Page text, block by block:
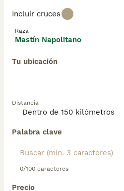
Incluir cruces
Raza
Mastín Napolitano
Tu ubicación
Distancia
Palabra clave
0/100 caracteres
Precio